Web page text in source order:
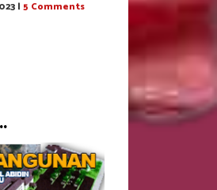
| 5 Comments